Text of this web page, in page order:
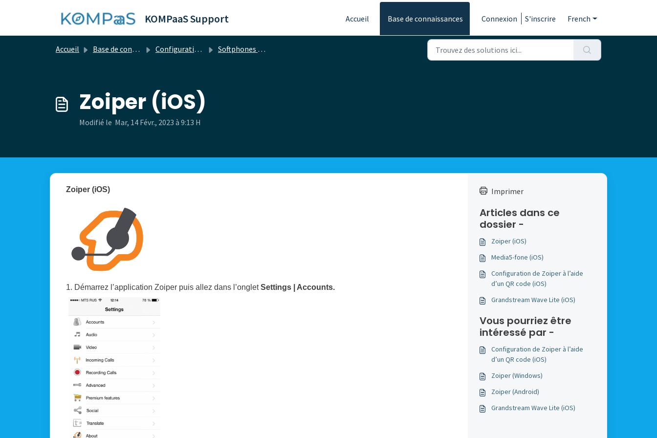
KOMPaaS Support Accueil Base de connaissances Connexion S'inscrire French
Accueil Base de connaissances Configuration du matériel Softphones pour iOS
Zoiper (iOS)
Modifié le Mar, 14 Févr., 2023 à 9:13 H
Zoiper (iOS)
1. Démarrez l’application Zoiper puis allez dans l’ongletSettings | Accounts.
Imprimer
Articles dans ce
dossier -
Zoiper (iOS)
Media5-fone (iOS)
Configuration de Zoiper à l’aide
d’un QR code (iOS)
Grandstream Wave Lite (iOS)
Vous pourriez être
intéressé par -
Configuration de Zoiper à l’aide
d’un QR code (iOS)
Zoiper (Windows)
Zoiper (Android)
Grandstream Wave Lite (iOS)